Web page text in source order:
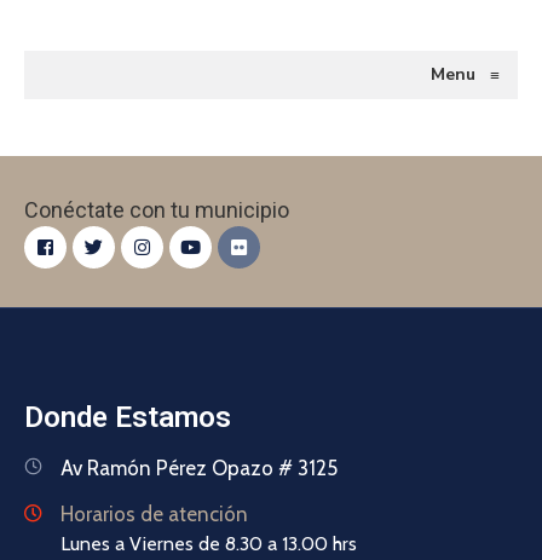
Menu ≡
Conéctate con tu municipio
Donde Estamos
Av Ramón Pérez Opazo # 3125
Horarios de atención
Lunes a Viernes de 8.30 a 13.00 hrs